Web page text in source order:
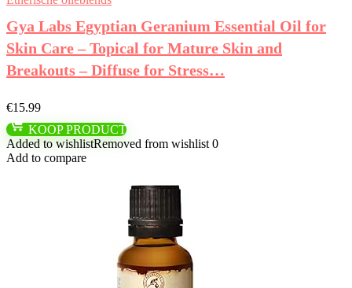
Gya Labs Egyptian Geranium Essential Oil for
Skin Care – Topical for Mature Skin and
Breakouts – Diffuse for Stress…
€15.99
KOOP PRODUCT
Added to wishlistRemoved from wishlist 0
Add to compare